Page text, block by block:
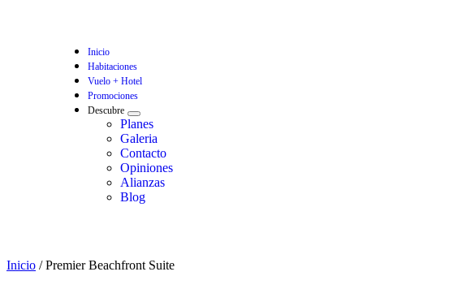
Inicio
Habitaciones
Vuelo + Hotel
Promociones
Descubre
Planes
Galeria
Contacto
Opiniones
Alianzas
Blog
Inicio / Premier Beachfront Suite